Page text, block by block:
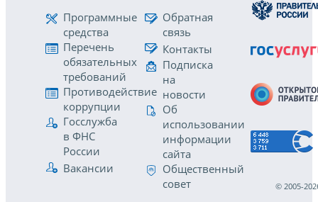
Программные
средства
Перечень
обязательных
требований
Противодействие
коррупции
Госслужба
в ФНС
России
Вакансии
Обратная
связь
Контакты
Подписка
на
новости
Об
использовании
информации
сайта
Общественный
совет
© 2005-